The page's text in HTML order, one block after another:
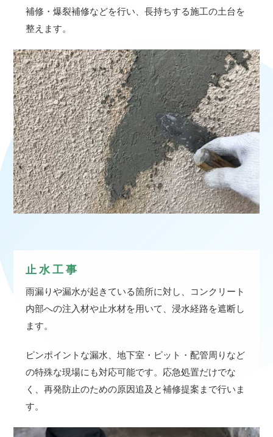
補修・爆裂補修などを行い、長持ちする施工の土台を
整えます。
止水工事
雨漏りや漏水が起きている箇所に対し、コンクリート
内部への注入材や止水材を用いて、浸水経路を遮断し
ます。
ピンポイントな漏水、地下室・ピット・配管周りなど
の特殊な現場にも対応可能です。応急処置だけでな
く、再発防止のための原因追及と補修提案まで行いま
す。